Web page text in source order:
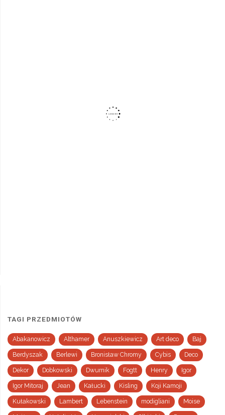
TAGI PRZEDMIOTÓW
Abakanowicz Althamer Anuszkiewicz Art deco Baj
Berdyszak Berlewi Bronisław Chromy Cybis Deco
Dekor Dobkowski Dwurnik Fogtt Henry Igor
Igor Mitoraj Jean Kałucki Kisling Koji Kamoji
Kułakowski Lambert Lebenstein modigliani Moise